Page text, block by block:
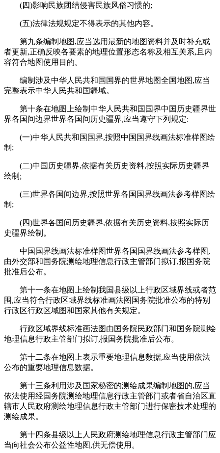
(四)影响民族团结侵害民族风俗习惯的;
(五)法律法规规定不得表示的其他内容。
第九条编制地图,应当选用最新的地图资料并及时补充或
者更新,正确反映各要素的地理位置形态名称及相互关系,且内
容符合地图使用目的。
编制涉及中华人民共和国国界的世界地图全国地图,应当
完整表示中华人民共和国疆域。
第十条在地图上绘制中华人民共和国国界中国历史疆界世
界各国间边界世界各国间历史疆界,应当遵守下列规定:
(一)中华人民共和国国界,按照中国国界线画法标准样图绘
制;
(二)中国历史疆界,依据有关历史资料,按照实际历史疆界
绘制;
(三)世界各国间边界,按照世界各国国界线画法参考样图绘
制;
(四)世界各国间历史疆界,依据有关历史资料,按照实际历
史疆界绘制。
中国国界线画法标准样图世界各国国界线画法参考样图,
由外交部和国务院测绘地理信息行政主管部门拟订,报国务院
批准后公布。
第十一条在地图上绘制我国县级以上行政区域界线或者范
围,应当符合行政区域界线标准画法图国务院批准公布的特别
行政区行政区域图和国家其他有关规定。
行政区域界线标准画法图由国务院民政部门和国务院测绘
地理信息行政主管部门拟订,报国务院批准后公布。
第十二条在地图上表示重要地理信息数据,应当使用依法
公布的重要地理信息数据。
第十三条利用涉及国家秘密的测绘成果编制地图的,应当
依法使用经国务院测绘地理信息行政主管部门或者省自治区直
辖市人民政府测绘地理信息行政主管部门进行保密技术处理的
测绘成果。
第十四条县级以上人民政府测绘地理信息行政主管部门应
当向社会公布公益性地图,供无偿使用。